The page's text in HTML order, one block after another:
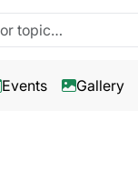
Events Gallery